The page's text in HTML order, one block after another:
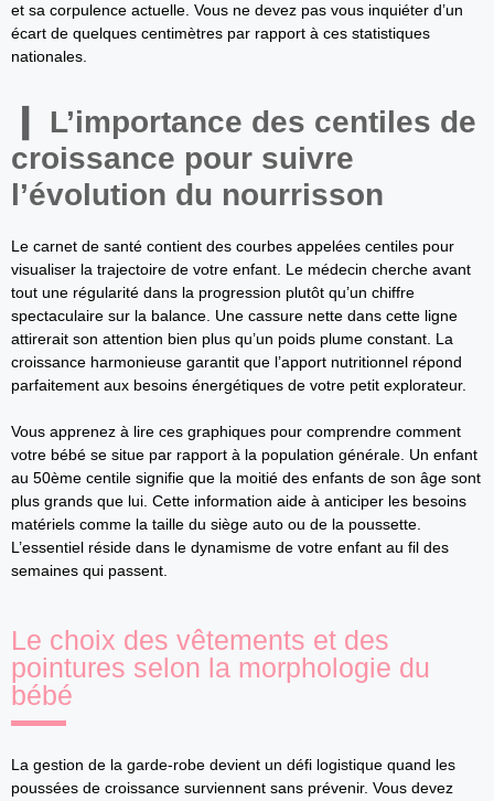
et sa corpulence actuelle. Vous ne devez pas vous inquiéter d’un
écart de quelques centimètres par rapport à ces statistiques
nationales.
L’importance des centiles de
croissance pour suivre
l’évolution du nourrisson
Le carnet de santé contient des courbes appelées centiles pour
visualiser la trajectoire de votre enfant. Le médecin cherche avant
tout une régularité dans la progression plutôt qu’un chiffre
spectaculaire sur la balance. Une cassure nette dans cette ligne
attirerait son attention bien plus qu’un poids plume constant. La
croissance harmonieuse garantit que l’apport nutritionnel répond
parfaitement aux besoins énergétiques de votre petit explorateur.
Vous apprenez à lire ces graphiques pour comprendre comment
votre bébé se situe par rapport à la population générale. Un enfant
au 50ème centile signifie que la moitié des enfants de son âge sont
plus grands que lui. Cette information aide à anticiper les besoins
matériels comme la taille du siège auto ou de la poussette.
L’essentiel réside dans le dynamisme de votre enfant au fil des
semaines qui passent.
Le choix des vêtements et des
pointures selon la morphologie du
bébé
La gestion de la garde-robe devient un défi logistique quand les
poussées de croissance surviennent sans prévenir. Vous devez